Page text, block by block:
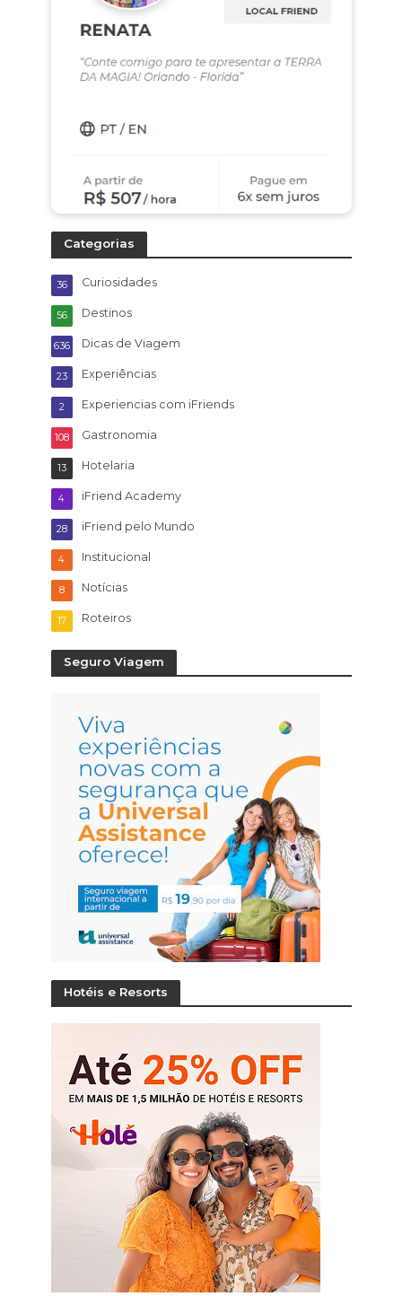
Categorias
Curiosidades
36
Destinos
56
Dicas de Viagem
636
Experiências
23
Experiencias com iFriends
2
Gastronomia
108
Hotelaria
13
iFriend Academy
4
iFriend pelo Mundo
28
Institucional
4
Notícias
8
Roteiros
17
Seguro Viagem
Hotéis e Resorts